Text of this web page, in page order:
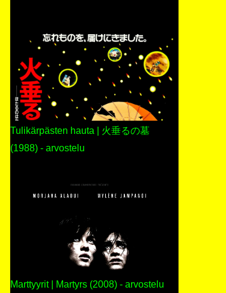
Tulikärpästen hauta | 火垂るの墓
(1988) - arvostelu
Marttyyrit | Martyrs (2008) - arvostelu